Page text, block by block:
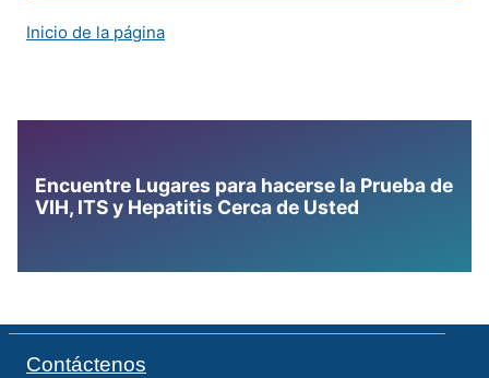
Inicio de la página
Encuentre Lugares para hacerse la Prueba de
VIH, ITS y Hepatitis Cerca de Usted
Contáctenos